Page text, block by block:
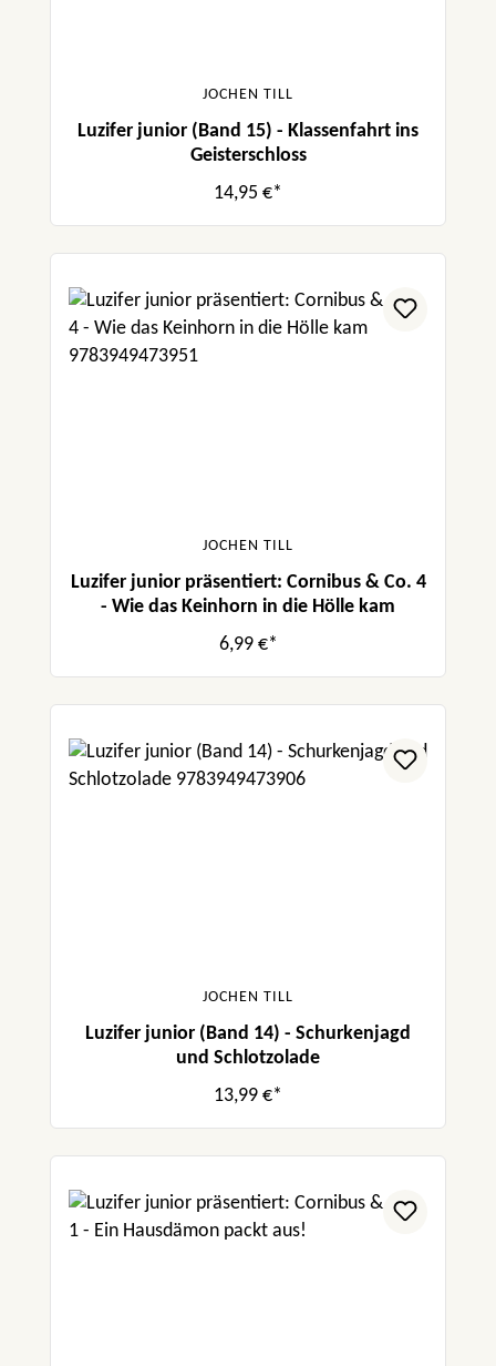
JOCHEN TILL
Luzifer junior (Band 15) - Klassenfahrt ins
Geisterschloss
14,95 €*
JOCHEN TILL
Luzifer junior präsentiert: Cornibus & Co. 4
- Wie das Keinhorn in die Hölle kam
6,99 €*
JOCHEN TILL
Luzifer junior (Band 14) - Schurkenjagd
und Schlotzolade
13,99 €*